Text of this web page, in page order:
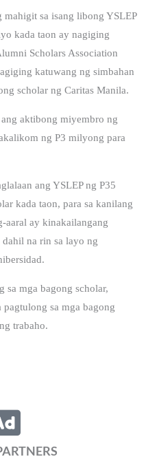
mahigit sa isang libong YSLEP
kada taon ay nagiging
Scholars Association
katuwang ng simbahan
scholar ng Caritas Manila.
aktibong miyembro ng
ng P3 milyong para
ang YSLEP ng P35
kada taon, para sa kanilang
aaral ay kinakailangang
na rin sa layo ng
sa mga bagong scholar,
sa mga bagong
trabaho.